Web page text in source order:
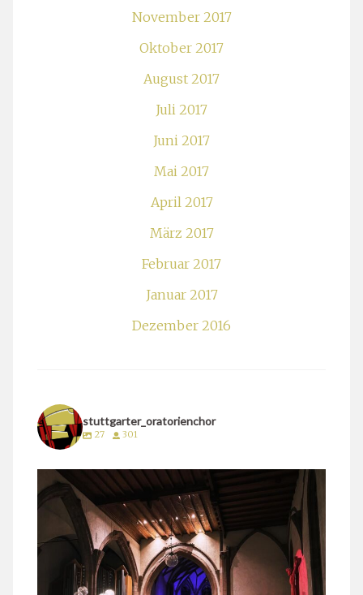
November 2017
Oktober 2017
August 2017
Juli 2017
Juni 2017
Mai 2017
April 2017
März 2017
Februar 2017
Januar 2017
Dezember 2016
stuttgarter_oratorienchor
27 301
stuttgarter_oratorienchor
März 24